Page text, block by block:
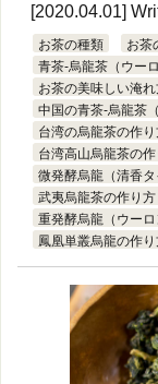
[2020.04.01]
お茶の種類 お茶
青茶-烏龍茶（ウーロ
お茶の美味しい淹れ
中国の青茶-烏龍茶
台湾の烏龍茶の作
台湾高山烏龍茶の
微発酵烏龍（清香タ
武夷烏龍茶の作り方
重発酵烏龍（ウーロ
鳳凰単叢烏龍の作